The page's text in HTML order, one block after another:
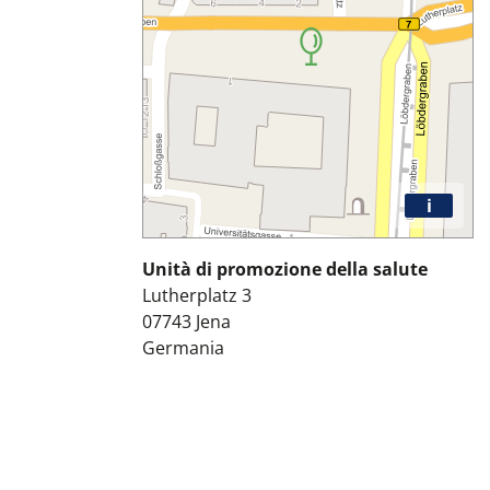
i
Unità di promozione della salute
Lutherplatz 3
07743 Jena
Germania